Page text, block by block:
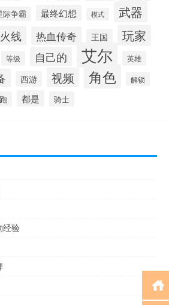
际争霸 最终幻想 模式 武器
火线 热血传奇 王国 玩家
等级 自己的 艾尔 英雄
西游 视频 角色 解锁
都是 骑士
经验